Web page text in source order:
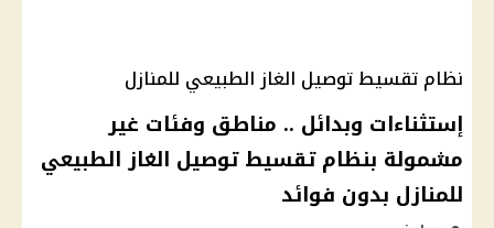
نظام تقسيط توصيل الغاز الطبيعي للمنازل
إستثناءات وبدائل .. مناطق وفئات غير
مشمولة بنظام تقسيط توصيل الغاز الطبيعي
للمنازل بدون فوائد